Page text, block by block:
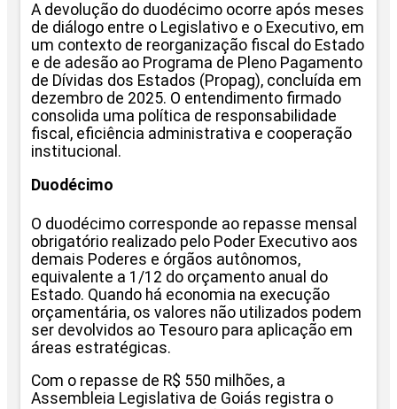
A devolução do duodécimo ocorre após meses
de diálogo entre o Legislativo e o Executivo, em
um contexto de reorganização fiscal do Estado
e de adesão ao Programa de Pleno Pagamento
de Dívidas dos Estados (Propag), concluída em
dezembro de 2025. O entendimento firmado
consolida uma política de responsabilidade
fiscal, eficiência administrativa e cooperação
institucional.
Duodécimo
O duodécimo corresponde ao repasse mensal
obrigatório realizado pelo Poder Executivo aos
demais Poderes e órgãos autônomos,
equivalente a 1/12 do orçamento anual do
Estado. Quando há economia na execução
orçamentária, os valores não utilizados podem
ser devolvidos ao Tesouro para aplicação em
áreas estratégicas.
Com o repasse de R$ 550 milhões, a
Assembleia Legislativa de Goiás registra o